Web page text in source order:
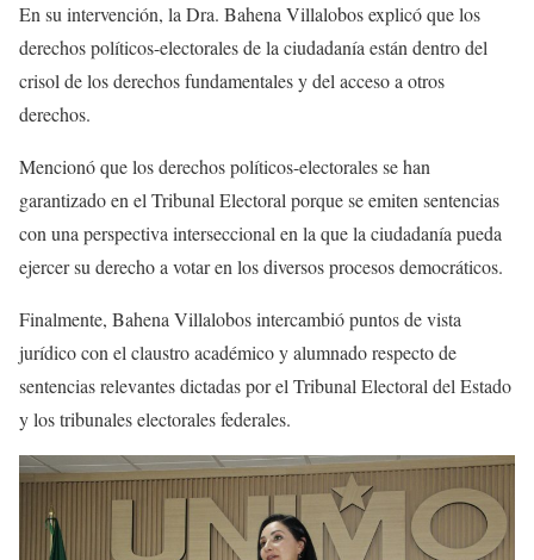
En su intervención, la Dra. Bahena Villalobos explicó que los
derechos políticos-electorales de la ciudadanía están dentro del
crisol de los derechos fundamentales y del acceso a otros
derechos.
Mencionó que los derechos políticos-electorales se han
garantizado en el Tribunal Electoral porque se emiten sentencias
con una perspectiva interseccional en la que la ciudadanía pueda
ejercer su derecho a votar en los diversos procesos democráticos.
Finalmente, Bahena Villalobos intercambió puntos de vista
jurídico con el claustro académico y alumnado respecto de
sentencias relevantes dictadas por el Tribunal Electoral del Estado
y los tribunales electorales federales.